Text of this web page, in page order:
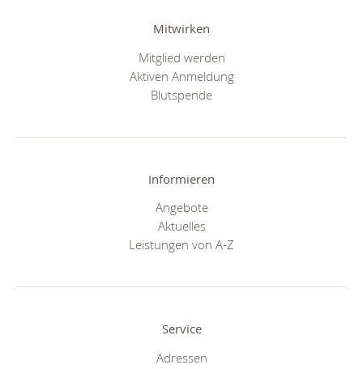
Mitwirken
Mitglied werden
Aktiven Anmeldung
Blutspende
Informieren
Angebote
Aktuelles
Leistungen von A-Z
Service
Adressen